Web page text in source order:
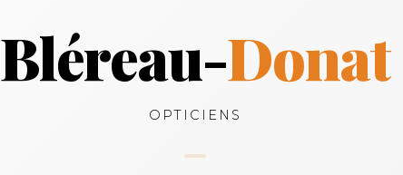
Bléreau-Donat
OPTICIENS